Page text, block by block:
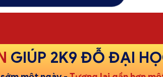
GIÚP 2K9 ĐỖ ĐẠI